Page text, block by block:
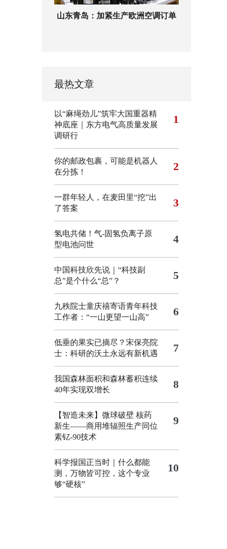
山东青岛：加紧生产欧洲空调订单
最热文章
以“麻绳劲儿”筑牢大国重器精
神底座｜东方电气高质量发展
调研行
1
你的邮政包裹，可能是机器人
在分拣！
2
一群年轻人，在麦田里“挖”出
了答案
3
氢电共储！气-固氢负离子原
型电池问世
4
中国科技欣先说｜“科技副
总”是个什么“总”？
5
九秩院士童庆禧寄语青年科技
工作者：“一山更望一山高”
6
低垂的果实已摘尽？宋保亮院
士：科研的沃土永远有新机遇
7
我国森林面积和森林蓄积连续
40年实现双增长
8
【智造未来】微球破壁 核药
新生——商用堆辐照生产同位
素钇-90技术
9
科学报国正当时｜什么都能
测，万物皆可控，这个专业
够“硬核”
10